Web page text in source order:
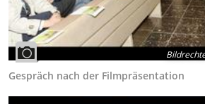
Gespräch nach der Filmpräsentation